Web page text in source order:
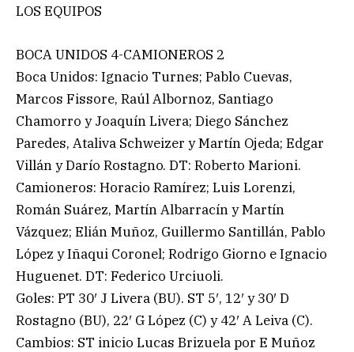
LOS EQUIPOS
BOCA UNIDOS 4-CAMIONEROS 2
Boca Unidos: Ignacio Turnes; Pablo Cuevas,
Marcos Fissore, Raúl Albornoz, Santiago
Chamorro y Joaquín Livera; Diego Sánchez
Paredes, Ataliva Schweizer y Martín Ojeda; Edgar
Villán y Darío Rostagno. DT: Roberto Marioni.
Camioneros: Horacio Ramírez; Luis Lorenzi,
Román Suárez, Martín Albarracín y Martín
Vázquez; Elián Muñoz, Guillermo Santillán, Pablo
López y Iñaqui Coronel; Rodrigo Giorno e Ignacio
Huguenet. DT: Federico Urciuoli.
Goles: PT 30′ J Livera (BU). ST 5′, 12′ y 30′ D
Rostagno (BU), 22′ G López (C) y 42′ A Leiva (C).
Cambios: ST inicio Lucas Brizuela por E Muñoz